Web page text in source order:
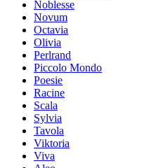
Noblesse
Novum
Octavia
Olivia
Perlrand
Piccolo Mondo
Poesie
Racine
Scala
Sylvia
Tavola
Viktoria
Viva